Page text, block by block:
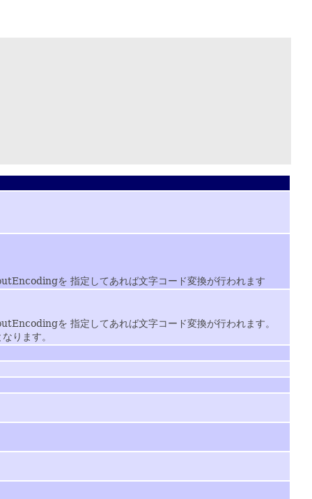
を 指定してあれば文字コード変換が行われます
を 指定してあれば文字コード変換が行われます。
ります。